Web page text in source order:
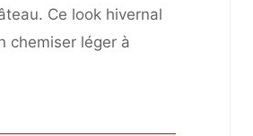
Ce look hivernal
chemiser léger à